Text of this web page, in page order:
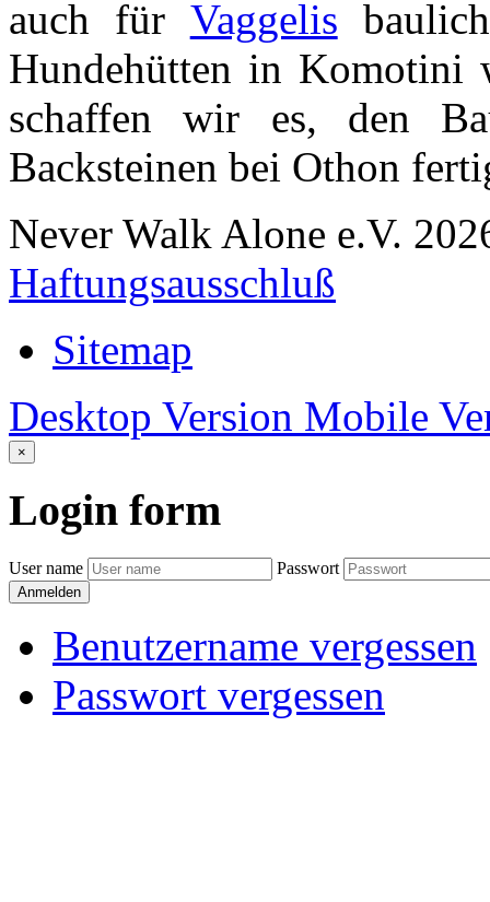
auch für Vaggelis
Hundehütten in Komotini
schaffen wir es, den
Backsteinen bei Othon
Never Walk Alone e.V.
Haftungsausschluß
Sitemap
Desktop Version Mobile
×
Login form
User name Passwort
Anmelden
Benutzername vergessen
Passwort vergessen